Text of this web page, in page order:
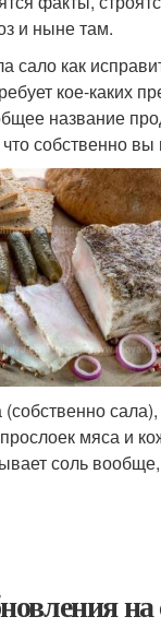
и ныне там.
сало как
кое-каких
название
собственно вы
сала),
мяса и
соль
на